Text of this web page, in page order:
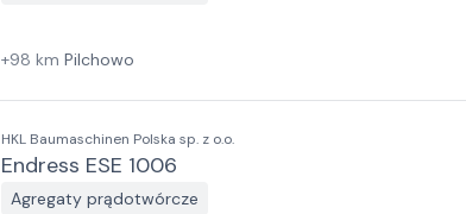
+98 km Pilchowo
HKL Baumaschinen Polska sp. z o.o.
Endress ESE 1006
Agregaty prądotwórcze